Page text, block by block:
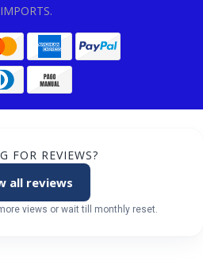
FOR REVIEWS?
all reviews
views or wait till monthly reset.